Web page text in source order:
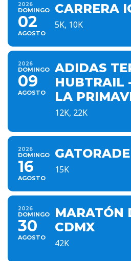
2026
DOMINGO
02
AGOSTO
CARRERA
5K, 10K
2026
DOMINGO
09
AGOSTO
ADIDAS
HUBTRAIL
LA
12K, 22K
2026
DOMINGO
16
AGOSTO
GATORADE
15K
2026
DOMINGO
30
AGOSTO
MARATÓN
CDMX
42K